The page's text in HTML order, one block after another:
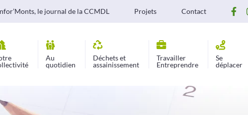
le journal de la CCMDL Projets Contact
Au
quotidien
Déchets et
assainissement
Travailler
Entreprendre
Se
déplacer